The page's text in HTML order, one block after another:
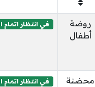
روضة
أطفال
في انتظار اتمام
محضنة
في انتظار اتمام